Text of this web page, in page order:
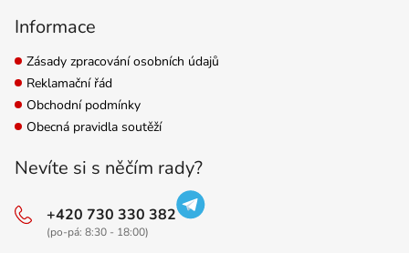
Informace
Zásady zpracování osobních údajů
Reklamační řád
Obchodní podmínky
Obecná pravidla soutěží
Nevíte si s něčím rady?
+420 730 330 382
(po-pá: 8:30 - 18:00)